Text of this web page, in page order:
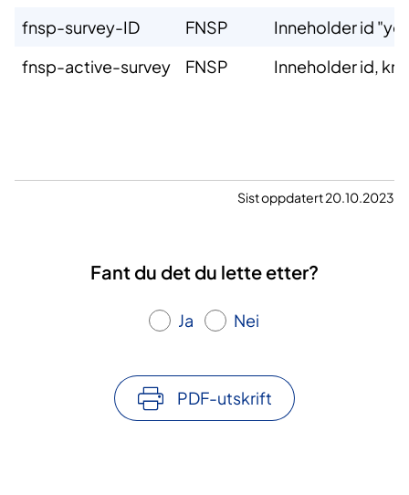
fnsp-survey-ID FNSP
Inneholder id
fnsp-active-survey
FNSP Inneholder id,
Sist oppdatert 20.10.2023
Fant du det du lette etter?
Ja Nei
PDF-utskrift